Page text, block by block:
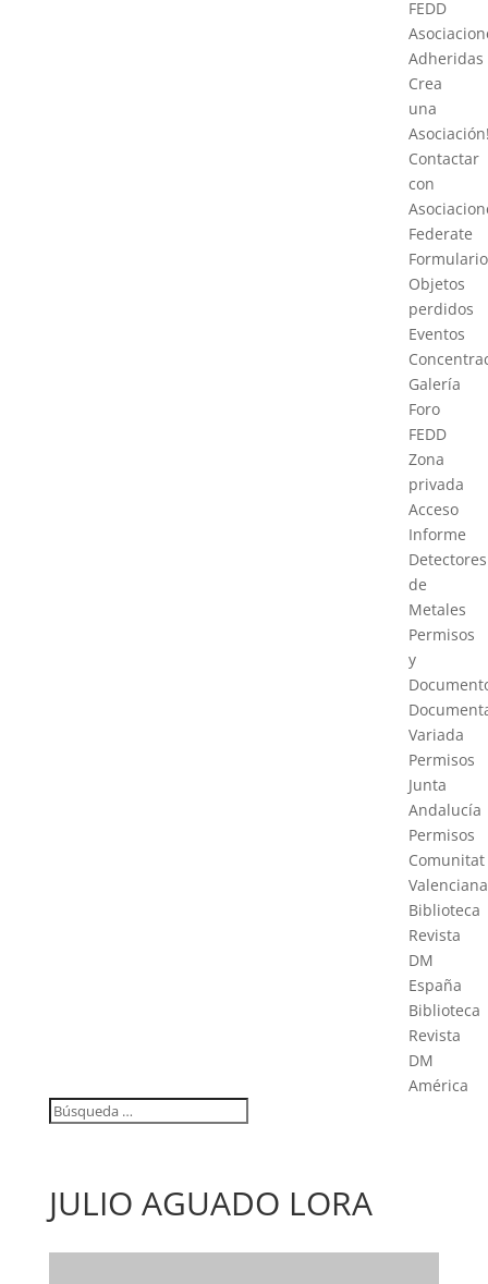
FEDD
Adheridas
Crea
una
Contactar
con
Federate
Objetos
perdidos
Eventos
Galería
Foro
FEDD
Zona
privada
Acceso
Informe
Detectores
de
Metales
Permisos
y
Variada
Permisos
Junta
Andalucía
Permisos
Comunitat
Valenciana
Biblioteca
Revista
DM
España
Biblioteca
Revista
DM
América
JULIO AGUADO LORA